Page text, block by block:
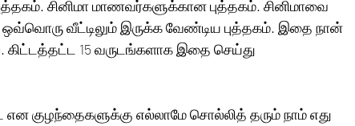
சினிமா மாணவர்களுக்கான புத்தகம். சினிமாவை
வீட்டிலும் இருக்க வேண்டிய புத்தகம். இதை நான்
15 வருடங்களாக இதை செய்து
குழந்தைகளுக்கு எல்லாமே சொல்லித் தரும் நாம் எது